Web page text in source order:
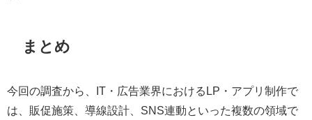
まとめ
今回の調査から、IT・広告業界におけるLP・アプリ制作で
は、販促施策、導線設計、SNS連動といった複数の領域で